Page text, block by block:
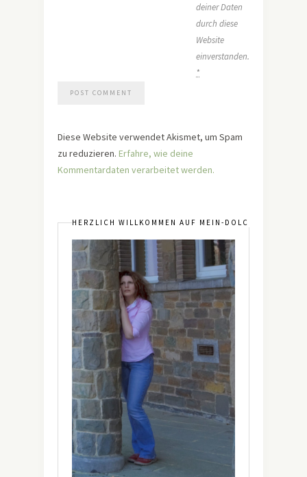
deiner Daten
durch diese
Website
einverstanden.
*
Diese Website verwendet Akismet, um Spam
zu reduzieren. Erfahre, wie deine
Kommentardaten verarbeitet werden.
HERZLICH WILLKOMMEN AUF MEIN-DOLCEVITA.DE